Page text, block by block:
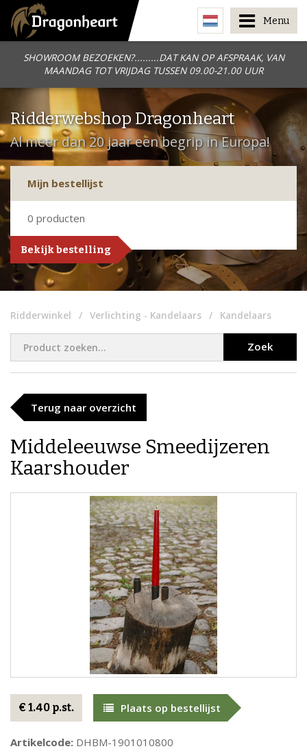
SHOWROOM BEZOEKEN?.........DAT KAN OP AFSPRAAK, VAN
MAANDAG TOT VRIJDAG TUSSEN 09.00-21.00 UUR
Menu
Ridderwebshop Dragonheart
Al meer dan 20 jaar een begrip in Europa!
Mijn bestellijst
0 producten
Bekijk bestelling
Ridderwinkel Verlichting - Kandelaars Kandelaars
Zoek
Terug naar overzicht
Middeleeuwse Smeedijzeren
Kaarshouder
€ 1.40 p.st. Plaats op bestellijst
Artikelcode: DHBM-1901010800